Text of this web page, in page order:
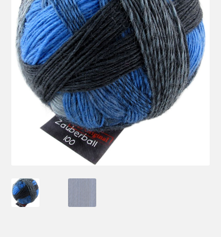
Kasse
Mein Konto